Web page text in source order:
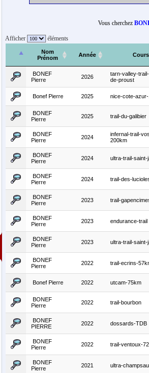
Vous cherchez
Afficher éléments
Nom
Prénom
Année
BONEF
Pierre
2026
tarn-valley-
de-proust
Bonef Pierre 2025 nice-cote-
BONEF
Pierre
2025 trail-du-galibier
BONEF
Pierre
2024
infernal-trail-
200km
BONEF
Pierre
2024 ultra-trail-saint-
BONEF
Pierre
2024 trail-des-
BONEF
Pierre
2023 trail-
BONEF
Pierre
2023 endurance-trail
BONEF
Pierre
2023 ultra-trail-saint-
BONEF
Pierre
2022 trail-ecrins-
Bonef Pierre 2022 utcam-75km
BONEF
Pierre
2022 trail-bourbon
BONEF
PIERRE
2022 dossards-TDB
BONEF
Pierre
2022 trail-ventoux-
BONEF
Pierre
2021 ultra-